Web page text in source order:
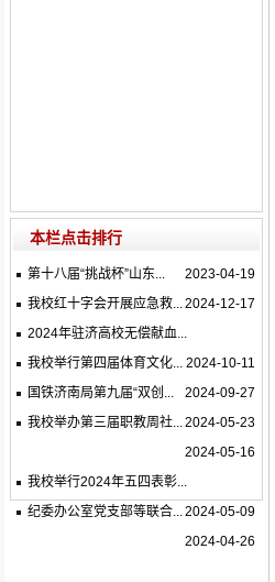
本栏点击排行
第十八届“挑战杯”山东...
2023-04-19
我校红十字会开展应急救...2024-12-17
2024年驻济高校无偿献血...
2024-10-11
我校举行第四届体育文化...
2024-09-27
国铁济南局第九届“双创...
2024-05-23
我校举办第三届职教周社...
2024-05-16
我校举行2024年五四表彰...
2024-05-09
纪委办公室党支部等联合...
2024-04-26